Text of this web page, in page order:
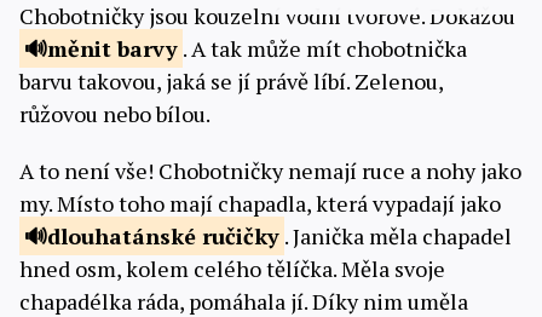
Chobotničky jsou kouzelní vodní tvorové. Dokážou
měnitbarvy . A tak může mít chobotnička
barvu takovou, jaká se jí právě líbí. Zelenou,
růžovou nebo bílou.
A to není vše! Chobotničky nemají ruce a nohy jako
my. Místo toho mají chapadla, která vypadají jako
dlouhatánské ručičky . Janička měla chapadel
hned osm, kolem celého tělíčka. Měla svoje
chapadélka ráda, pomáhala jí. Díky nim uměla